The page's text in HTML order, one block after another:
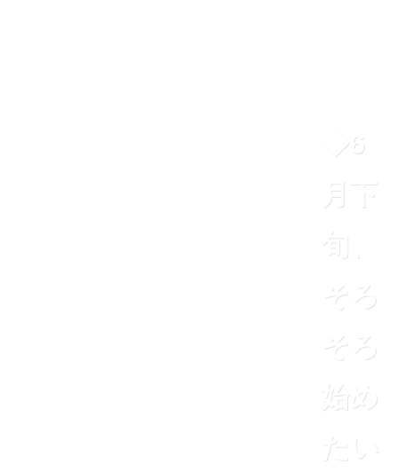
◆6
月下
旬、
そろ
そろ
始め
たい